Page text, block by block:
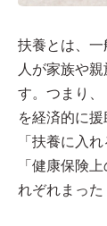
扶養とは、
人が家族や
す。つまり
を経済的に
「扶養に入
「健康保険
れぞれまった